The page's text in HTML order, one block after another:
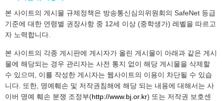
본 사이트의 게시물 규제정책은 방송통신심의위원회의 SafeNet 등급
기준에 대한 연령별 권장사항 중 12세 이상 (중학생가) 레벨을 따르고
자 노력합니다.
본 사이트의 각종 게시판에 게시자가 올린 게시물이 아래과 같은 게시
물에 해당되는 경우 관리자는 사전 통지 없이 해당 게시물을 삭제할
수 있으며, 이를 작성한 게시자는 웹사이트의 이용이 차단될 수 있습
니다. 또한, 명예훼손 및 저작권침해에 해당 되는 내용에 대해서는 사
이버 명예 훼손 분쟁 조정부(http://www.bj.or.kr) 또는 저작권 보호센